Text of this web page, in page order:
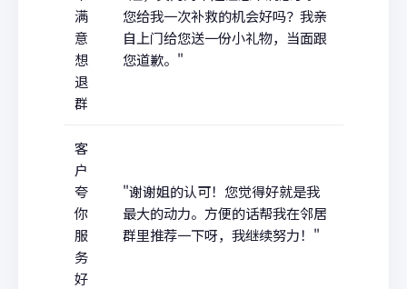
满
意
想
退
群
您给我一次补救的机会好吗？我亲
自上门给您送一份小礼物，当面跟
您道歉。"
客
户
夸
你
服
务
好
"谢谢姐的认可！您觉得好就是我
最大的动力。方便的话帮我在邻居
群里推荐一下呀，我继续努力！"